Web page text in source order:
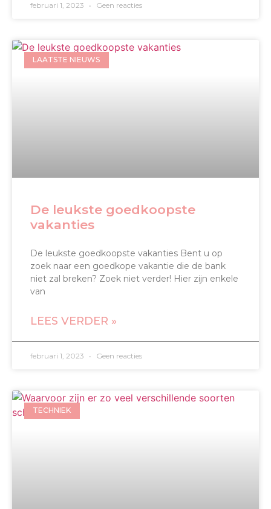
februari 1, 2023 Geen reacties
LAATSTE NIEUWS
De leukste goedkoopste
vakanties
De leukste goedkoopste vakanties Bent u op
zoek naar een goedkope vakantie die de bank
niet zal breken? Zoek niet verder! Hier zijn enkele
van
LEES VERDER »
februari 1, 2023 Geen reacties
TECHNIEK